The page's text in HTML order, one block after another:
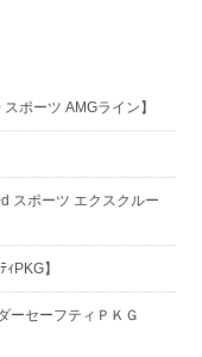
ポーツ AMGライン】
スポーツ エクスクルー
PKG】
ーセーフティＰＫＧ